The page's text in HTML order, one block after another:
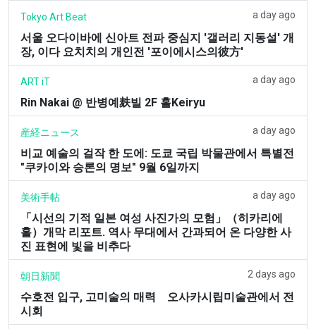
Tokyo Art Beat a day ago
서울 오다이바에 신아트 전파 중심지 '갤러리 지동설' 개
장, 이다 요치치의 개인전 '포이에시스의彼方'
ART iT a day ago
Rin Nakai @ 반병예麸빌 2F 홀Keiryu
産経ニュース a day ago
비교 예술의 걸작 한 도에: 도쿄 국립 박물관에서 특별전
"쿠카이와 승론의 명보" 9월 6일까지
美術手帖 a day ago
「시선의 기적 일본 여성 사진가의 모험」（히카리에
홀）개막 리포트. 역사 무대에서 간과되어 온 다양한 사
진 표현에 빛을 비추다
朝日新聞 2 days ago
수호전 입구, 고미술의 매력 오사카시립미술관에서 전
시회